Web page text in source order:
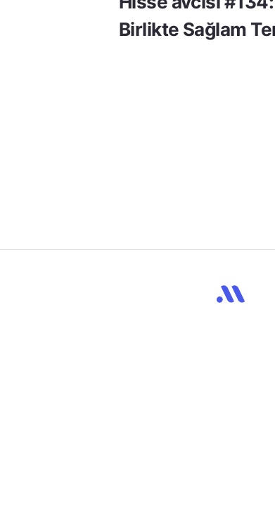
Birlikte Sağlam